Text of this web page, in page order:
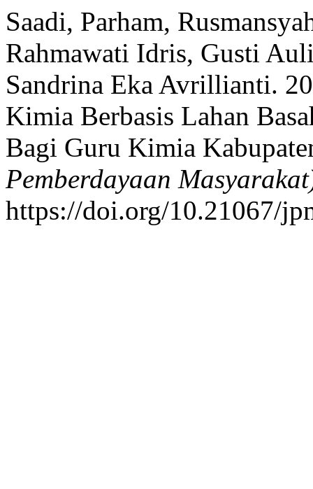
Saadi, Parham,
Rahmawati Idris, Gusti
Sandrina Eka Avrillianti.
Kimia Berbasis Lahan
Bagi Guru Kimia
Pemberdayaan
https://doi.org/10.21067/